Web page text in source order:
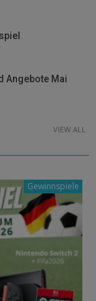
Angebote Mai
VIEW ALL
Gewinnspiele